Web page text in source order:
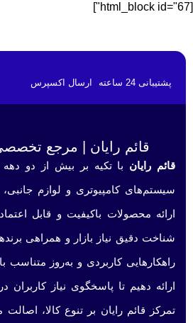
[html_block id="67"]
پشتیبانی 24 ساعته ارسال اکسپرس
قائم رایان | مرجع
قائم رایان با تکیه بر بیش از دو دهه
سیستم‌های کامپیوتری و لوازم
ارائه محصولات باکیفیت و قابل
شناخت دقیق نیاز بازار و همراهی
راهکارهایی کاربردی و به‌روز متناسب
ارائه دهیم تا پاسخگوی نیاز
تمرکز قائم رایان بر تنوع کالا،